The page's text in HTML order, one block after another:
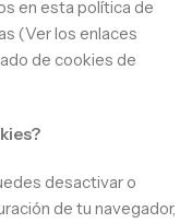
en esta política de
(Ver los enlaces
de cookies de
desactivar o
de tu navegador,